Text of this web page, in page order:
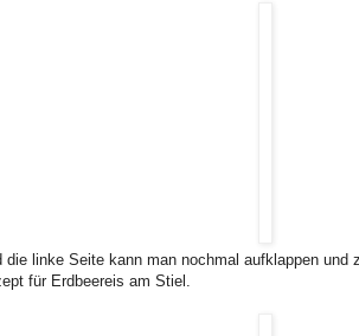
die linke Seite kann man nochmal aufklappen und
für Erdbeereis am Stiel.